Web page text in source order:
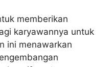
memberikan
karyawannya untuk
ini menawarkan